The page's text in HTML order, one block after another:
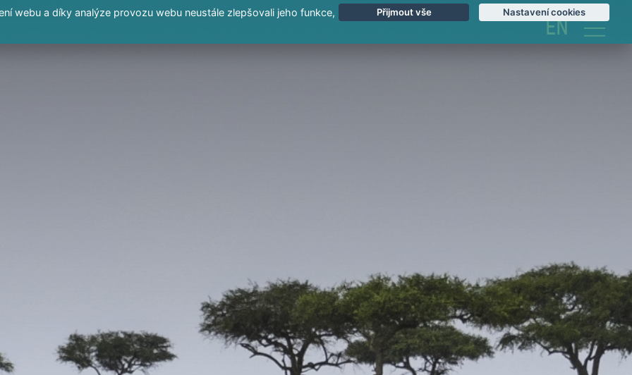
EN
webu a díky analýze provozu webu neustále zlepšovali jeho funkce, Přijmout vše Nastavení cookies